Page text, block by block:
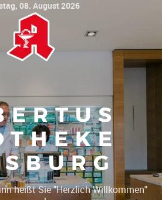
08. August 2026
Herrmann h|